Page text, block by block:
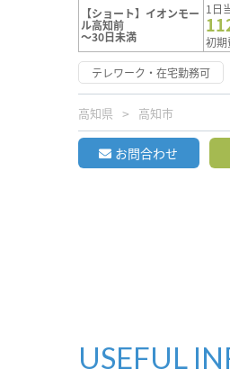
【ショート】イオンモー
ル高知前
～30日未満
1日
初
テレワーク・在宅勤務可
高知県 高知市
お問合わせ
USEFUL